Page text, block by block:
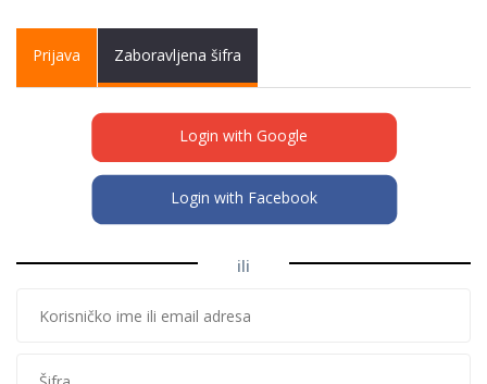
Primary tabs
Prijava (activeZaboravljena šifra
Login with Google
Login with Facebook
ili